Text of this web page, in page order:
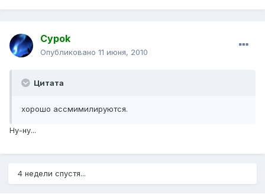
Cypok
Опубликовано 11 июня, 2010
Цитата
хорошо ассмимилируются.
Ну-ну...
4 недели спустя...